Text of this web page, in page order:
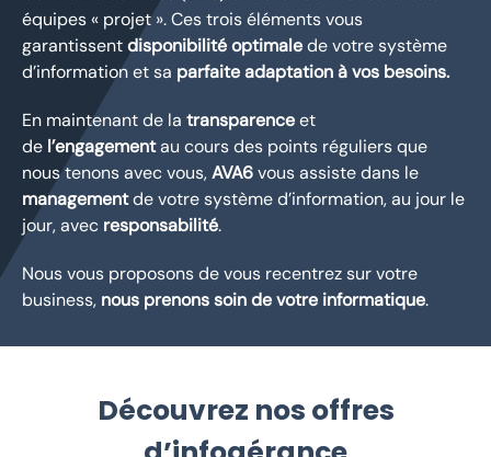
équipes « projet ». Ces trois éléments vous
garantissentdisponibilité optimalede votre système
d’information et sa parfaite adaptation à vos besoins.
En maintenant de la transparenceet
de l’engagementau cours des points réguliers que
nous tenons avec vous,AVA6vous assiste dans le
managementde votre système d’information, au jour le
jour, avec responsabilité.
Nous vous proposons de vous recentrez sur votre
business, nous prenons soin de votre informatique.
Découvrez nos offres